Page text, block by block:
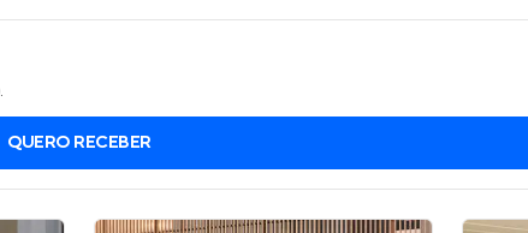
QUERO RECEBER